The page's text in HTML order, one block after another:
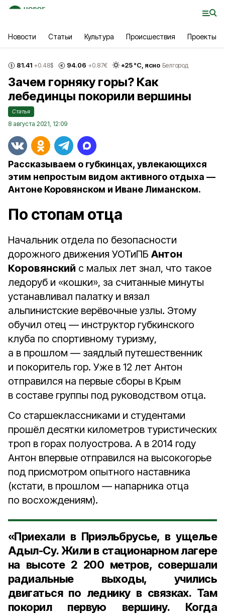
Новости Статьи Культура Происшествия Проекты
81.41 +0.48$ 94.06 +0.87€ +25°С, ясно Белгород
Зачем горняку горы? Как
лебединцы покорили вершины
Статья
8 августа 2021, 12:09
Рассказываем о губкинцах, увлекающихся
этим непростым видом активного отдыха —
Антоне Коровянском и Иване Лиманском.
По стопам отца
Начальник отдела по безопасности
дорожного движения УОТиПБ Антон
Коровянский с малых лет знал, что такое
ледоруб и «кошки», за считанные минуты
устанавливал палатку и вязал
альпинистские верёвочные узлы. Этому
обучил отец — инструктор губкинского
клуба по спортивному туризму,
а в прошлом — заядлый путешественник
и покоритель гор. Уже в 12 лет Антон
отправился на первые сборы в Крым
в составе группы под руководством отца.
Со старшеклассниками и студентами
прошёл десятки километров туристических
троп в горах полуострова. А в 2014 году
Антон впервые отправился на высокогорье
под присмотром опытного наставника
(кстати, в прошлом — напарника отца
по восхождениям).
«Приехали в Приэльбрусье, в ущелье
Адыл-Су. Жили в стационарном лагере
на высоте 2 200 метров, совершали
радиальные выходы, учились
двигаться по леднику в связках. Там
покорил первую вершину. Когда